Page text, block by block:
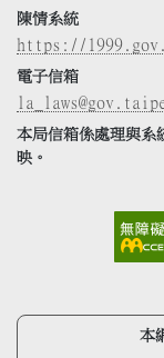
陳情系統
https://
電子信箱
本局信箱係處理與系
映。
本